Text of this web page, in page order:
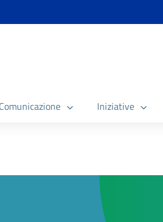
Comunicazione Iniziative